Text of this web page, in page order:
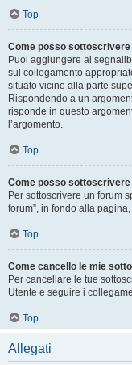
Top
Come posso
Puoi aggiungere ai
sul collegamento
situato vicino alla parte
Rispondendo a un
risponde in questo
l’argomento.
Top
Come posso
Per sottoscrivere un forum
forum”, in fondo alla
Top
Come cancello le mie
Per cancellare le tue
Utente e seguire i
Top
Allegati